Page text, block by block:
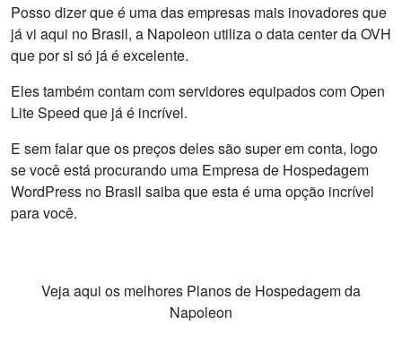
Posso dizer que é uma das empresas mais inovadores que
já vi aqui no Brasil, a Napoleon utiliza o data center da OVH
que por si só já é excelente.
Eles também contam com servidores equipados com Open
Lite Speed que já é incrível.
E sem falar que os preços deles são super em conta, logo
se você está procurando uma Empresa de Hospedagem
WordPress no Brasil saiba que esta é uma opção incrível
para você.
Veja aqui os melhores Planos de Hospedagem da
Napoleon